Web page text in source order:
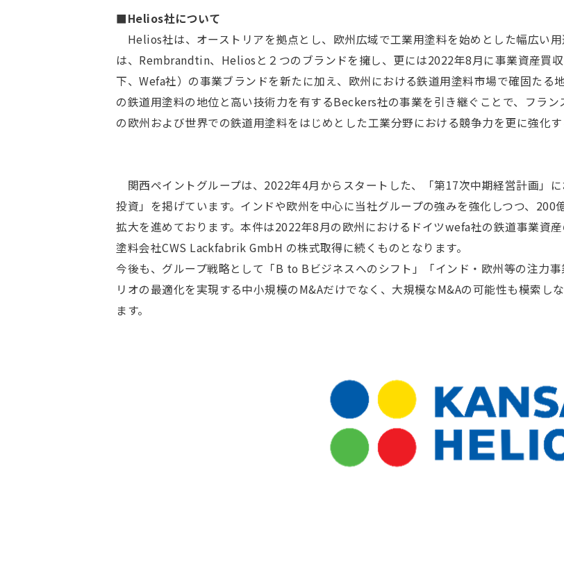
■Helios社について
Helios社は、オーストリアを拠点とし、欧州広域で工業用塗料を始めとした幅広い
は、Rembrandtin、Heliosと２つのブランドを擁し、更には2022年8月に事業資産買
下、Wefa社）の事業ブランドを新たに加え、欧州における鉄道用塗料市場で確固たる
の鉄道用塗料の地位と高い技術力を有するBeckers社の事業を引き継ぐことで、フラ
の欧州および世界での鉄道用塗料をはじめとした工業分野における競争力を更に強化す
関西ペイントグループは、2022年4月からスタートした、「第17次中期経営計画」
投資」を掲げています。インドや欧州を中心に当社グループの強みを強化しつつ、
拡大を進めております。本件は2022年8月の欧州におけるドイツwefa社の鉄道事業資
塗料会社CWS Lackfabrik GmbH の株式取得に続くものとなります。
今後も、グループ戦略として「B to Bビジネスへのシフト」「インド・欧州等の注力
リオの最適化を実現する中小規模のM&Aだけでなく、大規模なM&Aの可能性も模索し
ます。